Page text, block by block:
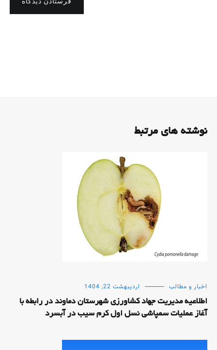
نوشته های مرتبط
اخبار و مطالب اردیبهشت 22, 1404
اطلاعیه مدیریت جهاد کشاورزی شهرستان دماوند در رابطه با
آغاز عملیات سمپاشی نسل اول کرم سیب در آبسرد